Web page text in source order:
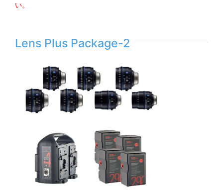
い。
Lens Plus Package-2